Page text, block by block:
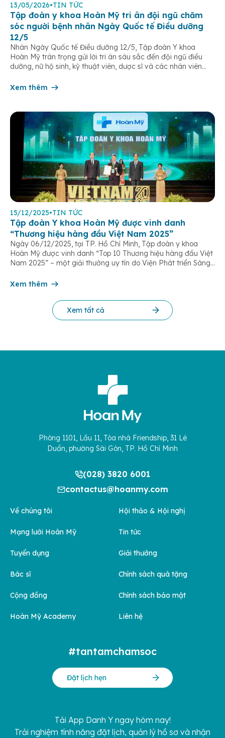
13/05/2026•TIN TỨC
Tập đoàn y khoa Hoàn Mỹ tri ân đội ngũ chăm
sóc người bệnh nhân Ngày Quốc tế Điều dưỡng
12/5
Nhân Ngày Quốc tế Điều dưỡng 12/5, Tập đoàn Y khoa
Hoàn Mỹ trân trọng gửi lời tri ân sâu sắc đến đội ngũ điều
dưỡng, nữ hộ sinh, kỹ thuật viên, dược sĩ và các nhân viên
âm thầm đồng hành trên […]
Xem thêm
15/12/2025•TIN TỨC
Tập đoàn Y khoa Hoàn Mỹ được vinh danh
“Thương hiệu hàng đầu Việt Nam 2025”
Ngày 06/12/2025, tại TP. Hồ Chí Minh, Tập đoàn y khoa
Hoàn Mỹ được vinh danh “Top 10 Thương hiệu hàng đầu Việt
Nam 2025” – một giải thưởng uy tín do Viện Phát triển Sáng
cứu Phát triển Doanh nghiệp Châu Á […]
Xem thêm
Xem tất cả
Phòng 1101, Lầu 11, Tòa nhà Friendship, 31 Lê
Duẩn, phường Sài Gòn, TP. Hồ Chí Minh
(028) 3820 6001
contactus@hoanmy.com
Về chúng tôi
Mạng lưới Hoàn Mỹ
Tuyển dụng
Bác sĩ
Cộng đồng
Hoàn Mỹ Academy
Hội thảo & Hội nghị
Tin tức
Giải thưởng
Chính sách quà tặng
Chính sách bảo mật
Liên hệ
#tantamchamsoc
Đặt lịch hẹn
Tải App Danh Y ngay hôm nay!
Trải nghiệm tính năng đặt lịch, quản lý hồ sơ và nhận